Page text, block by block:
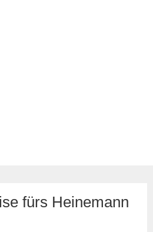
fürs Heinemann